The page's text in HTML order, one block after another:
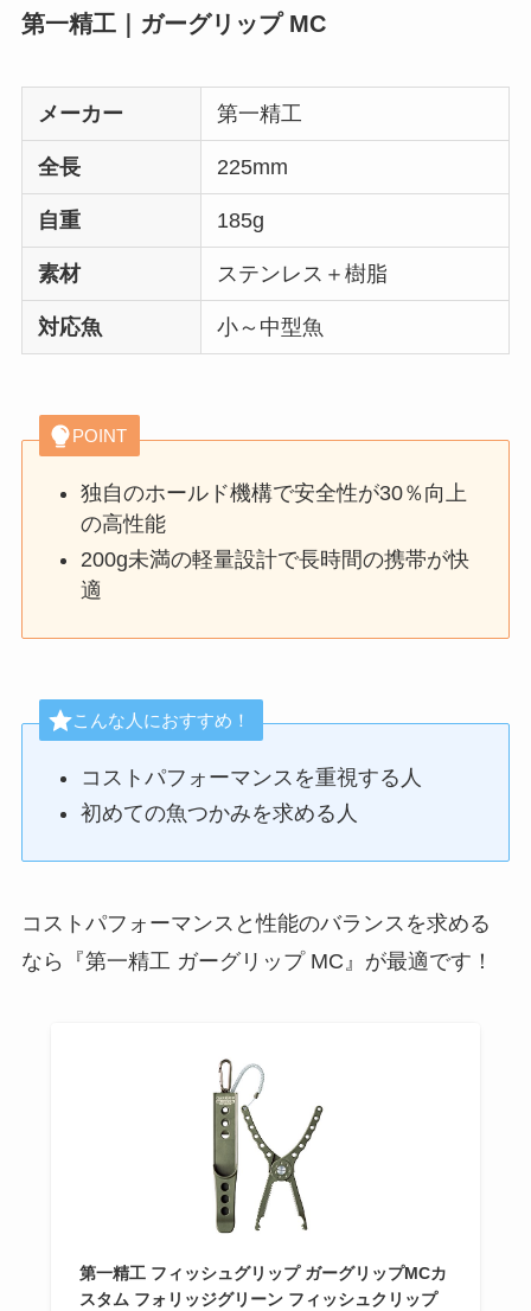
第一精工｜ガーグリップ MC
メーカー 第一精工
全長 225mm
自重 185g
素材 ステンレス＋樹脂
対応魚 小～中型魚
POINT
独自のホールド機構で安全性が30％向上
の高性能
200g未満の軽量設計で長時間の携帯が快
適
こんな人におすすめ！
コストパフォーマンスを重視する人
初めての魚つかみを求める人
コストパフォーマンスと性能のバランスを求める
なら『第一精工 ガーグリップ MC』が最適です！
第一精工 フィッシュグリップ ガーグリップMCカ
スタム フォリッジグリーン フィッシュクリップ